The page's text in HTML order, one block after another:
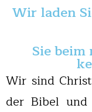
Wir laden
Sie
Wir sind
der Bibel und